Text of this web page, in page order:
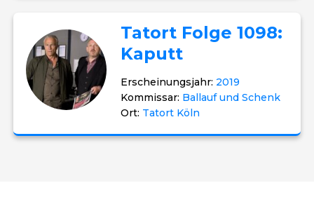
Tatort Folge 1098:
Kaputt
Erscheinungsjahr: 2019
Kommissar: Ballauf und Schenk
Ort: Tatort Köln